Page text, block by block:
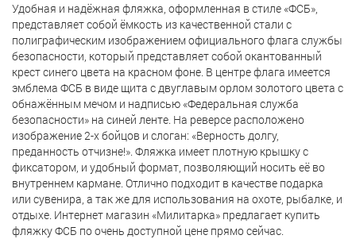
Удобная и надёжная фляжка, оформленная в стиле «ФСБ»,
представляет собой ёмкость из качественной стали с
полиграфическим изображением официального флага службы
безопасности, который представляет собой окантованный
крест синего цвета на красном фоне. В центре флага имеется
эмблема ФСБ в виде щита с двуглавым орлом золотого цвета с
обнажённым мечом и надписью «Федеральная служба
безопасности» на синей ленте. На реверсе расположено
изображение 2-х бойцов и слоган: «Верность долгу,
преданность отчизне!». Фляжка имеет плотную крышку с
фиксатором, и удобный формат, позволяющий носить её во
внутреннем кармане. Отлично подходит в качестве подарка
или сувенира, а так же для использования на охоте, рыбалке, и
отдыхе. Интернет магазин «Милитарка» предлагает кyпить
фляжку ФСБ по очень доступной цене прямо сейчас.